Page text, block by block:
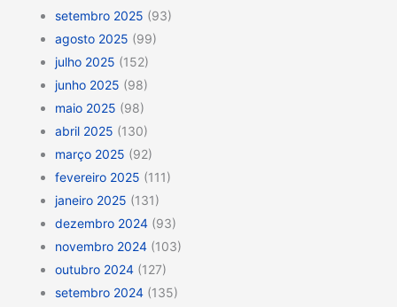
setembro 2025 (93)
agosto 2025 (99)
julho 2025 (152)
junho 2025 (98)
maio 2025 (98)
abril 2025 (130)
março 2025 (92)
fevereiro 2025 (111)
janeiro 2025 (131)
dezembro 2024 (93)
novembro 2024 (103)
outubro 2024 (127)
setembro 2024 (135)